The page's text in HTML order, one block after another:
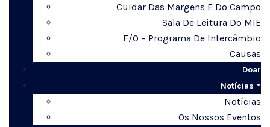
Cuidar Das Margens E Do Campo
Sala De Leitura Do MIE
F/O – Programa De Intercâmbio
Causas
Doar
Notícias
Notícias
Os Nossos Eventos